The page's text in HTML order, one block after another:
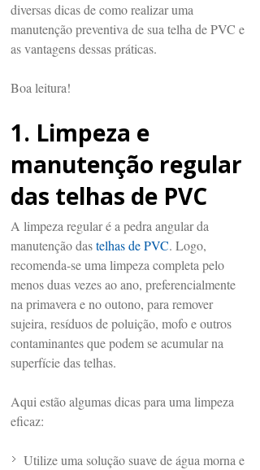
diversas dicas de como realizar uma
manutenção preventiva de sua telha de PVC e
as vantagens dessas práticas.
Boa leitura!
1. Limpeza e
manutenção regular
das telhas de PVC
A limpeza regular é a pedra angular da
manutenção dastelhas de PVC. Logo,
recomenda-se uma limpeza completa pelo
menos duas vezes ao ano, preferencialmente
na primavera e no outono, para remover
sujeira, resíduos de poluição, mofo e outros
contaminantes que podem se acumular na
superfície das telhas.
Aqui estão algumas dicas para uma limpeza
eficaz:
Utilize uma solução suave de água morna e